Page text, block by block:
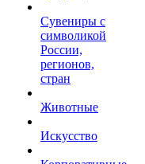
Сувениры с
символикой
России,
регионов,
стран
Животные
Искусство